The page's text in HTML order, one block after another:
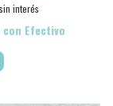
sin interés
con Efectivo